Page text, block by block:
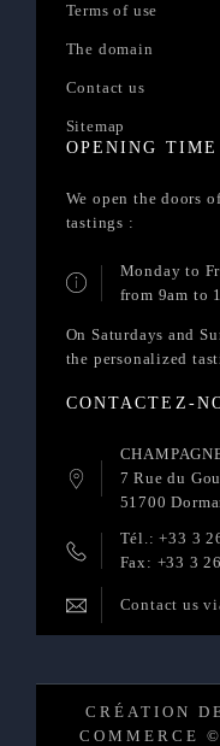
Terms of use
The domain
Contact us
Sitemap
OPENING TIME
We open the doors
tastings :
Monday to
from 9am to
On Saturdays and
the personalized
CONTACTEZ-
7 Rue du
51700
Tél.: +33 3
Fax: +33 3
Contact us
CRÉATION
COMMERCE